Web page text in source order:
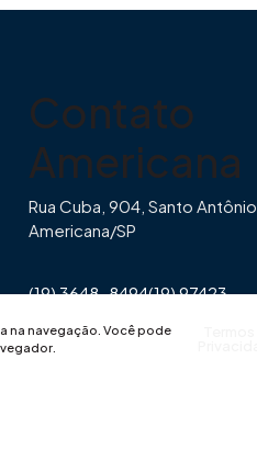
na navegação. Você pode
Contato
Americana
Rua Cuba, 904, Santo Antônio.
Americana/SP
(19) 3648-8494(19) 97423-